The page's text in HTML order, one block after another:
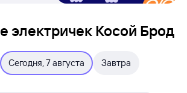
электричек Косой Брод
Сегодня, 7 августа Завтра